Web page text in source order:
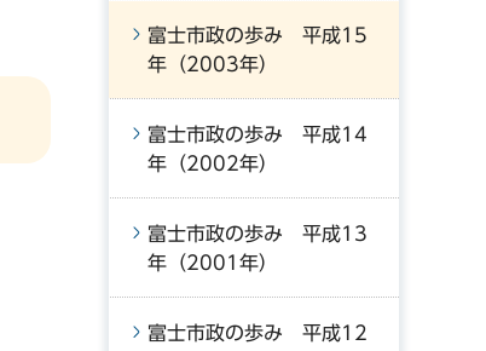
富士市政の歩み 平成15
年（2003年）
富士市政の歩み 平成14
年（2002年）
富士市政の歩み 平成13
年（2001年）
富士市政の歩み 平成12